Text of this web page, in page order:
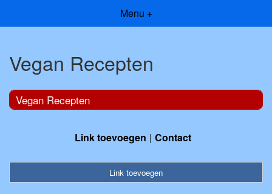
Menu +
Vegan Recepten
Vegan Recepten
Link toevoegen Contact
Link toevoegen